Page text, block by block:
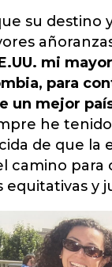
su destino
mi
para
un mejor
he
de que la
camino para
equitativas y